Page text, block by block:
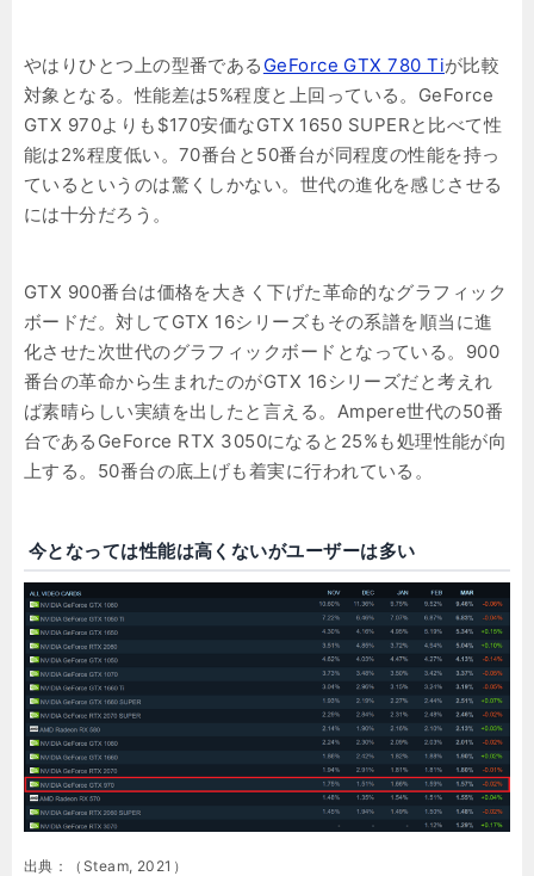
やはりひとつ上の型番である GeForce GTX 780 Tiが比較
対象となる。性能差は5%程度と上回っている。GeForce
GTX 970よりも$170安価なGTX 1650 SUPERと比べて性
能は2%程度低い。70番台と50番台が同程度の性能を持っ
ているというのは驚くしかない。世代の進化を感じさせる
には十分だろう。
GTX 900番台は価格を大きく下げた革命的なグラフィック
ボードだ。対してGTX 16シリーズもその系譜を順当に進
化させた次世代のグラフィックボードとなっている。900
番台の革命から生まれたのがGTX 16シリーズだと考えれ
ば素晴らしい実績を出したと言える。Ampere世代の50番
台であるGeForce RTX 3050になると25%も処理性能が向
上する。50番台の底上げも着実に行われている。
今となっては性能は高くないがユーザーは多い
出典：（Steam, 2021）